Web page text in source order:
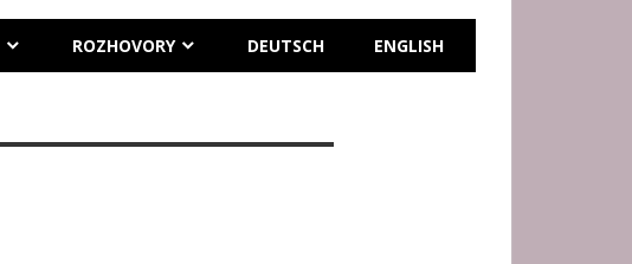
ROZHOVORY DEUTSCH ENGLISH